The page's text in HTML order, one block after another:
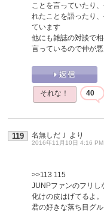
ことを言っていたり
れたことを語ったり
ています
他にも雑誌の対談で
言っているので仲が
それな！ 40
119 名無しだＪ より
2016年11月10日 4:16 PM
>>113 115
JUNPファンのフリし
化けの皮はげてるよ。
君の好きな落ち目グ